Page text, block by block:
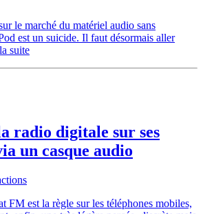
le marché du matériel audio sans
est un suicide. Il faut désormais aller
suite
radio digitale sur ses
un casque audio
FM est la règle sur les téléphones mobiles,